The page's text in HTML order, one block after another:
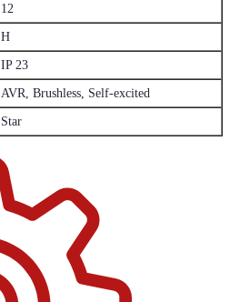
12
H
IP 23
AVR, Brushless, Self-excited
Star